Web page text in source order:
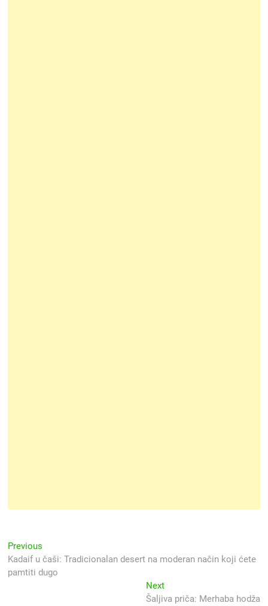
Navigacija
objava
Previous
post:
Kadaif u čaši: Tradicionalan desert na moderan način koji ćete
pamtiti dugo
NextNext
post:
Šaljiva priča: Merhaba hodža